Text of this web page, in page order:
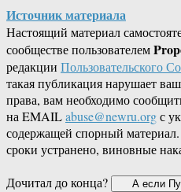
Источник материала
Настоящий материал
сообществе пользователем
редакции Пользовательского
такая публикация нарушает
права, вам необходимо
на EMAILabuse@newru.orgс
содержащей спорный
сроки устранено, виновные
Дочитал до конца?